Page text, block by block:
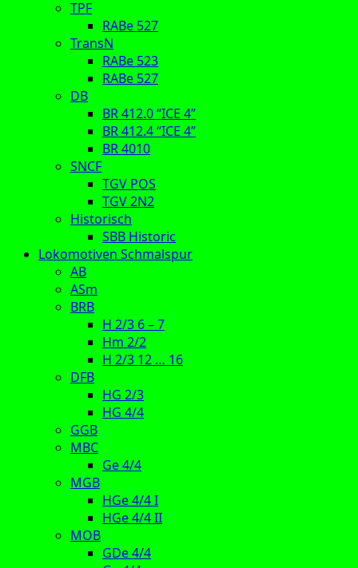
TPF
RABe 527
TransN
RABe 523
RABe 527
DB
BR 412.0 “ICE 4”
BR 412.4 “ICE 4”
BR 4010
SNCF
TGV POS
TGV 2N2
Historisch
SBB Historic
Lokomotiven Schmalspur
AB
ASm
BRB
H 2/3 6 – 7
Hm 2/2
H 2/3 12 … 16
DFB
HG 2/3
HG 4/4
GGB
MBC
Ge 4/4
MGB
HGe 4/4 I
HGe 4/4 II
MOB
GDe 4/4